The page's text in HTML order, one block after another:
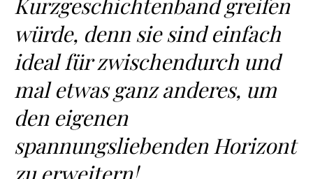
Kurzgeschichtenband greifen
würde, denn sie sind einfach
ideal für zwischendurch und
mal etwas ganz anderes, um
den eigenen
spannungsliebenden Horizont
zu erweitern!